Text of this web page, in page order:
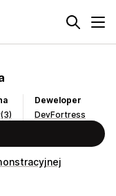
(3)
Deweloper
DevFortress